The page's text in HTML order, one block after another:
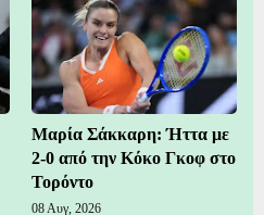
Μαρία Σάκκαρη: Ήττα με
2-0 από την Κόκο Γκοφ στο
Τορόντο
08 Αυγ, 2026